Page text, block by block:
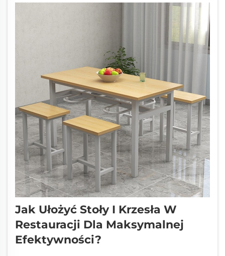
Jak Ułożyć Stoły I Krzesła W
Restauracji Dla Maksymalnej
Efektywności?